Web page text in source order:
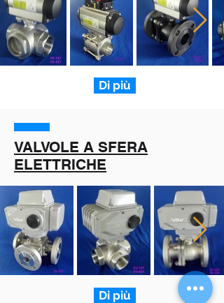
Di più
VALVOLE A SFERA
ELETTRICHE
Di più